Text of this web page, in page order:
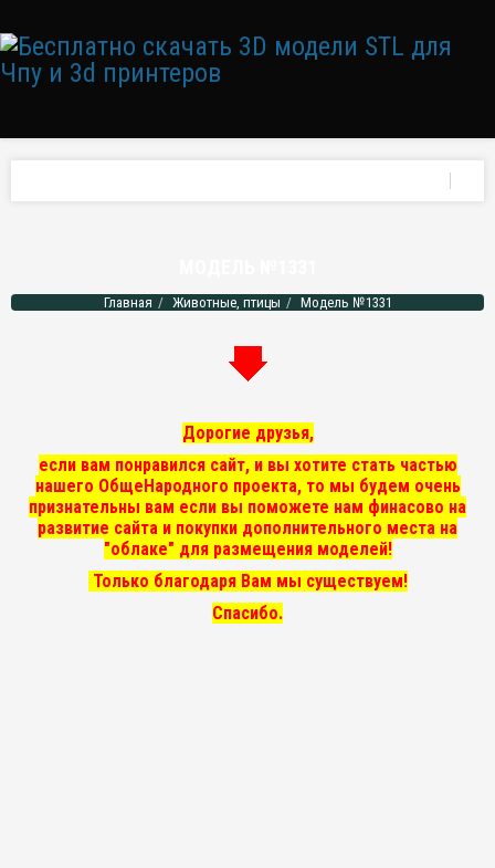
Главная Животные, птицы Модель №1331
Дорогие друзья,
если вам понравился сайт, и вы хотите стать частью
нашего ОбщеНародного проекта, то мы будем очень
признательны вам если вы поможете нам финасово на
развитие сайта и покупки дополнительного места на
"облаке" для размещения моделей!
Только благодаря Вам мы существуем!
Спасибо.